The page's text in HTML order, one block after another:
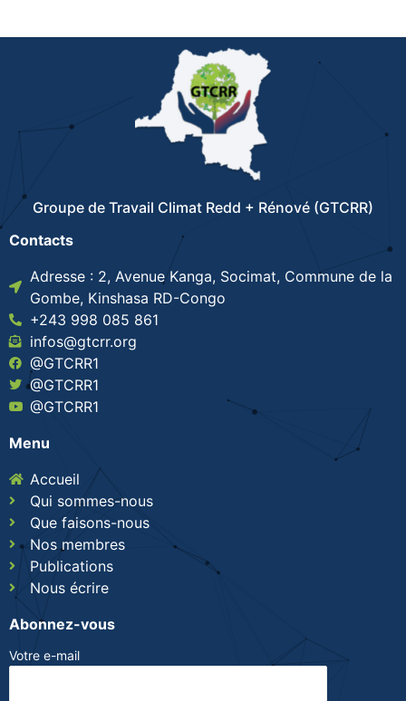
Groupe de Travail Climat Redd + Rénové (GTCRR)
Contacts
Adresse : 2, Avenue Kanga, Socimat, Commune de la
Gombe, Kinshasa RD-Congo
+243 998 085 861
infos@gtcrr.org
@GTCRR1
@GTCRR1
@GTCRR1
Menu
Accueil
Qui sommes-nous
Que faisons-nous
Nos membres
Publications
Nous écrire
Abonnez-vous
Votre e-mail